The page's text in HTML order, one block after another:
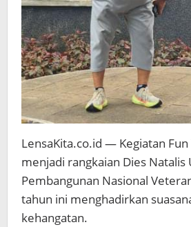
LensaKita.co.id — Kegiatan Fun
menjadi rangkaian Dies Natalis
Pembangunan Nasional
tahun ini menghadirkan
kehangatan.